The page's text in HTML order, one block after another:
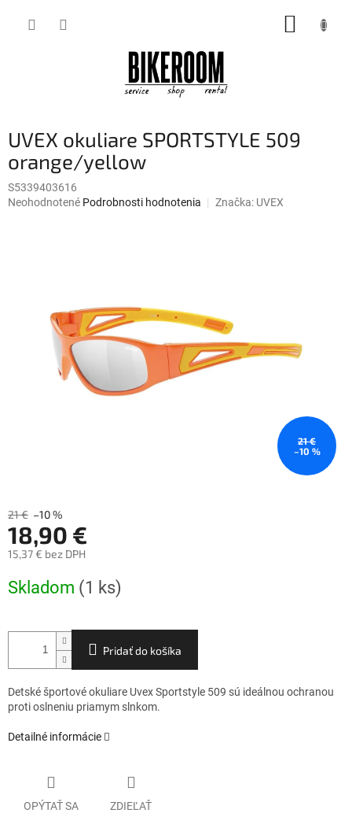
UVEX okuliare SPORTSTYLE 509
orange/yellow
S5339403616
Priemerné
Neohodnotené Podrobnosti hodnotenia Značka: UVEX
21 €
–10 %
21 € –10 %
18,90 €
15,37 € bez DPH
cena:
Skladom (1 ks)
Pridať do košíka
Detské športové okuliare Uvex Sportstyle 509 sú ideálnou ochranou
proti oslneniu priamym slnkom.
Detailné informácie
OPÝTAŤ SA ZDIEĽAŤ